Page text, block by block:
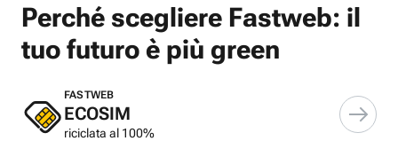
Perché scegliere Fastweb: il
tuo futuro è più green
FASTWEB
ECOSIM
riciclata al 100%